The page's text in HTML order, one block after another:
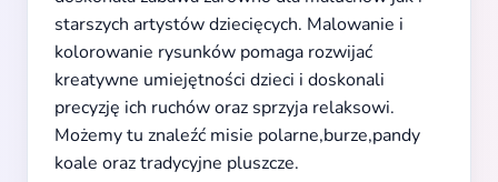
starszych artystów dziecięcych. Malowanie i
kolorowanie rysunków pomaga rozwijać
kreatywne umiejętności dzieci i doskonali
precyzję ich ruchów oraz sprzyja relaksowi.
Możemy tu znaleźć misie polarne,burze,pandy
koale oraz tradycyjne pluszcze.